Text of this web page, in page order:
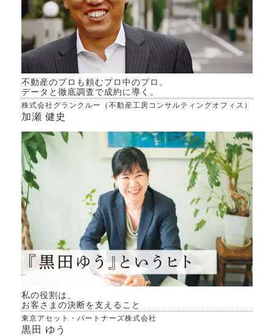
不動産のプロも頼むプロ中のプロ。
データと徹底調査で成約に導く。
株式会社グランクルー（不動産工房コンサルティングオフィス）
加瀬 健史
私の役割は、
お客さまの決断を支えること
東京アセット・パートナーズ株式会社
黒田 ゆう